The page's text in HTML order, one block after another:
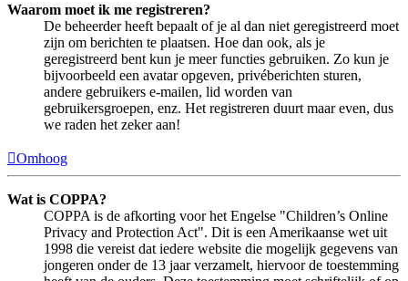
Waarom moet ik me registreren?
De beheerder heeft bepaalt of je al dan niet geregistreerd moet
zijn om berichten te plaatsen. Hoe dan ook, als je
geregistreerd bent kun je meer functies gebruiken. Zo kun je
bijvoorbeeld een avatar opgeven, privéberichten sturen,
andere gebruikers e-mailen, lid worden van
gebruikersgroepen, enz. Het registreren duurt maar even, dus
we raden het zeker aan!
Omhoog
Wat is COPPA?
COPPA is de afkorting voor het Engelse "Children’s Online
Privacy and Protection Act". Dit is een Amerikaanse wet uit
1998 die vereist dat iedere website die mogelijk gegevens van
jongeren onder de 13 jaar verzamelt, hiervoor de toestemming